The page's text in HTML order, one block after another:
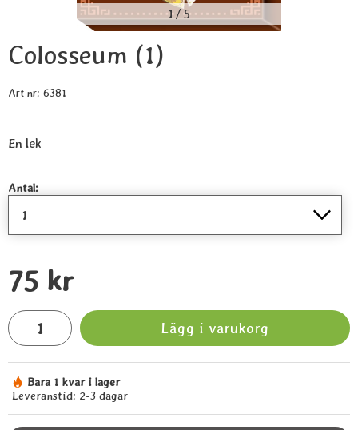
1/5
Colosseum (1)
Art nr: 6381
En lek
Antal:
pris
75 kr
antal
Lägg i varukorg
Tillgänglighet:
Bara 1 kvar i lager
Leveranstid: 2-3 dagar